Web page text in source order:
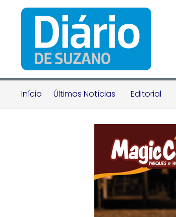
Início Últimas Notícias Editorial